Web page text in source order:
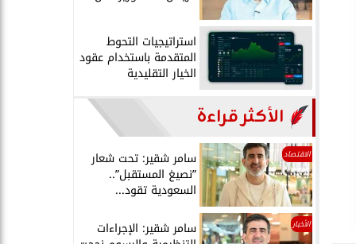
استراتيجيات التحوط
المتقدمة باستخدام عقود
الخيار التقليدية
الأكثر قراءة
الاقتصاد سامر شقير: تحت شعار
”نصيغ المستقبل”..
السعودية تقود...
الأخبار سامر شقير: الإجراءات